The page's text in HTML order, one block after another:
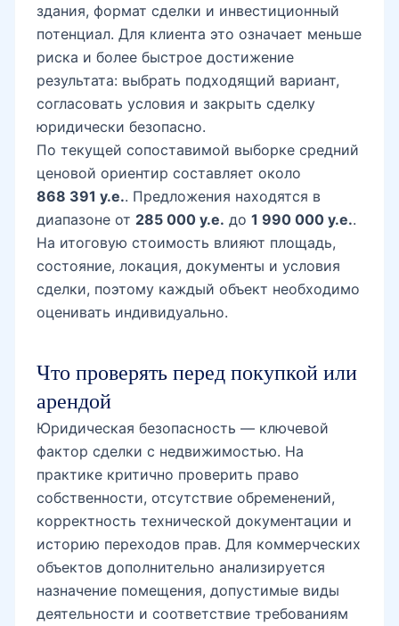
здания, формат сделки и инвестиционный
потенциал. Для клиента это означает меньше
риска и более быстрое достижение
результата: выбрать подходящий вариант,
согласовать условия и закрыть сделку
юридически безопасно.
По текущей сопоставимой выборке средний
ценовой ориентир составляет около
868 391 у.е.. Предложения находятся в
диапазоне от 285 000 у.е. до 1 990 000 у.е..
На итоговую стоимость влияют площадь,
состояние, локация, документы и условия
сделки, поэтому каждый объект необходимо
оценивать индивидуально.
Что проверять перед покупкой или
арендой
Юридическая безопасность — ключевой
фактор сделки с недвижимостью. На
практике критично проверить право
собственности, отсутствие обременений,
корректность технической документации и
историю переходов прав. Для коммерческих
объектов дополнительно анализируется
назначение помещения, допустимые виды
деятельности и соответствие требованиям